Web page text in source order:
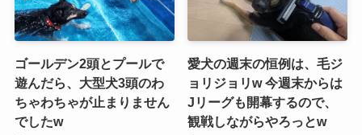
ゴールデン2頭とプールで
遊んだら、大型犬3頭のわ
ちゃわちゃが止まりません
でしたw
愛犬の週末の恒例は、毛ジ
ョリジョリw 今週末からは
Jリーグも開幕するので、
観戦しながらやろっとw